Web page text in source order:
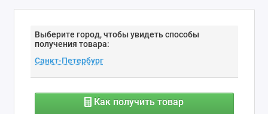
Выберите город, чтобы увидеть способы
получения товара:
Как получить товар